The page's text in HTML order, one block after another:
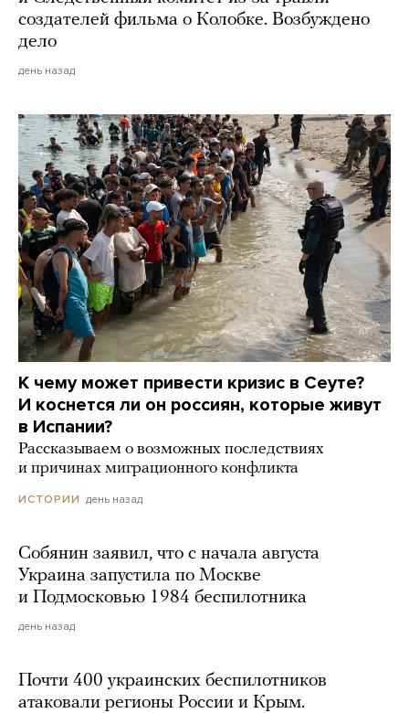
создателей фильма о Колобке. Возбуждено
дело
день назад
К чему может привести кризис в Сеуте?
И коснется ли он россиян, которые живут
в Испании?
Рассказываем о возможных последствиях
и причинах миграционного конфликта
ИСТОРИИ день назад
Собянин заявил, что с начала августа
Украина запустила по Москве
и Подмосковью 1984 беспилотника
день назад
Почти 400 украинских беспилотников
атаковали регионы России и Крым.